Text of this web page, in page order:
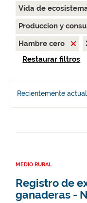
Vida de
Produccion y
Hambre cero
Restaurar filtros
Recientemente
MEDIO RURAL
Registro de
ganaderas -